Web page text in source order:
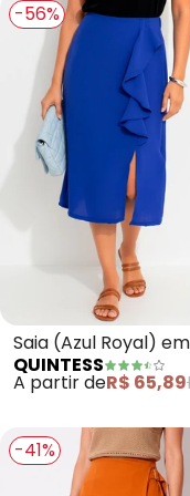
-56%
Saia (Azul Royal) em
Crepe Plano
QUINTESS
A partir deR$ 65,89
-41%